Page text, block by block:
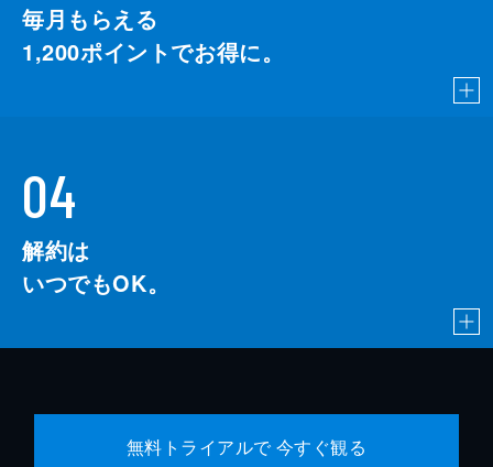
毎月もらえる
1,200ポイントでお得に。
04
解約は
いつでもOK。
無料トライアルで 今すぐ観る